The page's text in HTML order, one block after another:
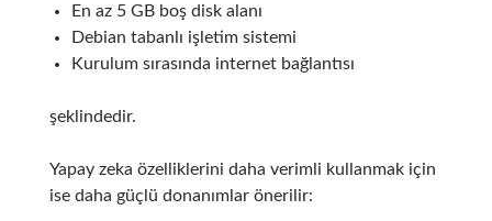
En az 5 GB boş disk alanı
Debian tabanlı işletim sistemi
Kurulum sırasında internet bağlantısı
şeklindedir.
Yapay zeka özelliklerini daha verimli kullanmak için
ise daha güçlü donanımlar önerilir: